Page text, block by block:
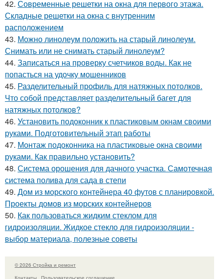
42. Современные решетки на окна для первого этажа.
Складные решетки на окна с внутренним
расположением
43. Можно линолеум положить на старый линолеум.
Снимать или не снимать старый линолеум?
44. Записаться на проверку счетчиков воды. Как не
попасться на удочку мошенников
45. Разделительный профиль для натяжных потолков.
Что собой представляет разделительный багет для
натяжных потолков?
46. Установить подоконник к пластиковым окнам своими
руками. Подготовительный этап работы
47. Монтаж подоконника на пластиковые окна своими
руками. Как правильно установить?
48. Система орошения для дачного участка. Самотечная
система полива для сада в степи
49. Дом из морского контейнера 40 футов с планировкой.
Проекты домов из морских контейнеров
50. Как пользоваться жидким стеклом для
гидроизоляции. Жидкое стекло для гидроизоляции -
выбор материала, полезные советы
© 2026 Стройка и ремонт
Контакты
Пользовательское соглашение